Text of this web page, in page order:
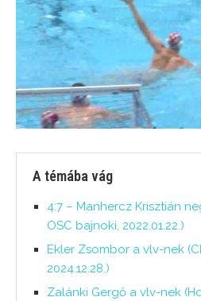
A témába vág
4:7 – Manhercz Krisztián
OSC bajnoki, 2022.01.22.)
Ekler Zsombor a vlv-nek
2024.12.28.)
Zalánki Gergő a vlv-nek